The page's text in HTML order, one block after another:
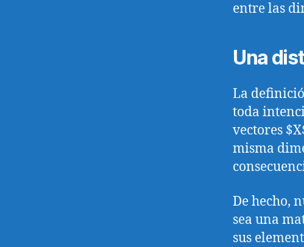
entre las
Una
La
toda
vectores
misma
De hecho,
sea una
sus